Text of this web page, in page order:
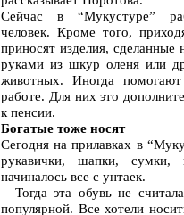
Сейчас в “Мукустуре”
человек. Кроме того,
приносят изделия,
руками из шкур оленя или
животных. Иногда
работе. Для них это
к пенсии.
Богатые тоже носят
Сегодня на прилавках в
рукавички, шапки, сумки,
начиналось все с унтаек.
– Тогда эта обувь не
популярной. Все хотели